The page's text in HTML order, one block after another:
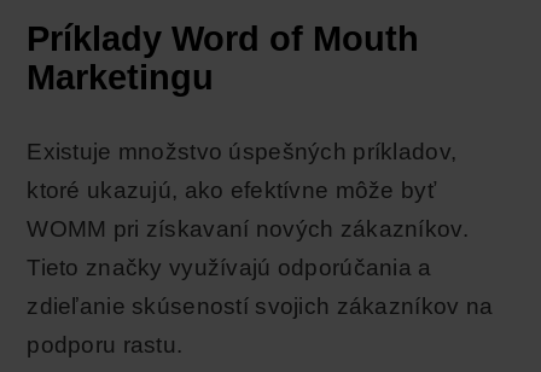
Príklady Word of Mouth
Marketingu
Existuje množstvo úspešných príkladov,
ktoré ukazujú, ako efektívne môže byť
WOMM pri získavaní nových zákazníkov.
Tieto značky využívajú odporúčania a
zdieľanie skúseností svojich zákazníkov na
podporu rastu.